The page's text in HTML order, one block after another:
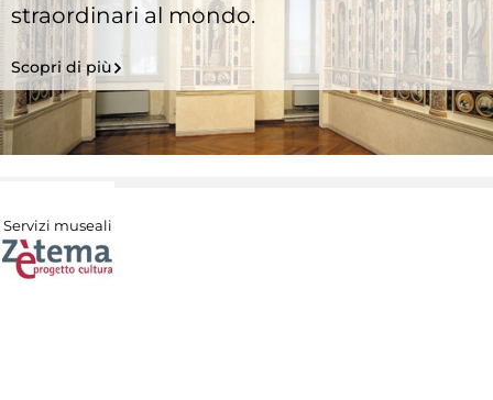
straordinari al mondo.
Scopri di più
Servizi museali